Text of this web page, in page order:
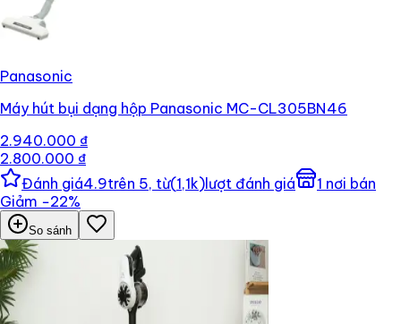
Panasonic
Máy hút bụi dạng hộp Panasonic MC-CL305BN46
2.940.000 ₫
2.800.000 ₫
Đánh giá4.9trên 5, từ(1,1k)lượt đánh giá 1 nơi bán
Giảm −22%
So sánh